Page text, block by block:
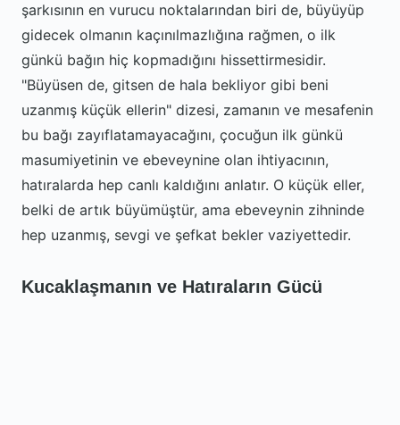
şarkısının en vurucu noktalarından biri de, büyüyüp
gidecek olmanın kaçınılmazlığına rağmen, o ilk
günkü bağın hiç kopmadığını hissettirmesidir.
"Büyüsen de, gitsen de hala bekliyor gibi beni
uzanmış küçük ellerin" dizesi, zamanın ve mesafenin
bu bağı zayıflatamayacağını, çocuğun ilk günkü
masumiyetinin ve ebeveynine olan ihtiyacının,
hatıralarda hep canlı kaldığını anlatır. O küçük eller,
belki de artık büyümüştür, ama ebeveynin zihninde
hep uzanmış, sevgi ve şefkat bekler vaziyettedir.
Kucaklaşmanın ve Hatıraların Gücü